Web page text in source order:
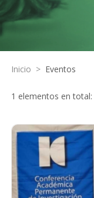
Inicio > Eventos
1 elementos en total: